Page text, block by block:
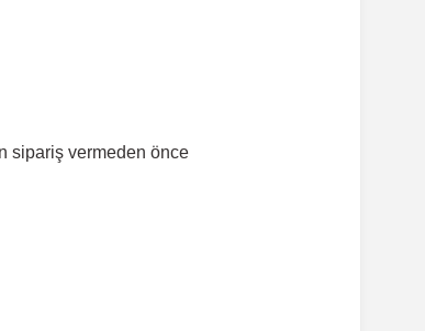
sipariş vermeden önce